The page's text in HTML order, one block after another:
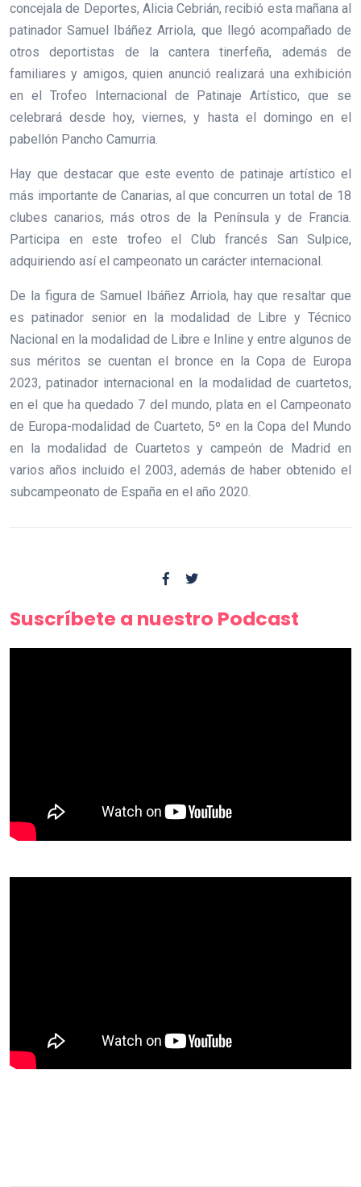
concejala de Deportes, Alicia Cebrián, recibió esta mañana al
patinador Samuel Ibáñez Arriola, que llegó acompañado de
otros deportistas de la cantera tinerfeña, además de
familiares y amigos, quien anunció realizará una exhibición
en el Trofeo Internacional de Patinaje Artístico, que se
celebrará desde hoy, viernes, y hasta el domingo en el
pabellón Pancho Camurria.
Hay que destacar que este evento de patinaje artístico el
más importante de Canarias, al que concurren un total de 18
clubes canarios, más otros de la Península y de Francia.
Participa en este trofeo el Club francés San Sulpice,
adquiriendo así el campeonato un carácter internacional.
De la figura de Samuel Ibáñez Arriola, hay que resaltar que
es patinador senior en la modalidad de Libre y Técnico
Nacional en la modalidad de Libre e Inline y entre algunos de
sus méritos se cuentan el bronce en la Copa de Europa
2023, patinador internacional en la modalidad de cuartetos,
en el que ha quedado 7 del mundo, plata en el Campeonato
de Europa-modalidad de Cuarteto, 5º en la Copa del Mundo
en la modalidad de Cuartetos y campeón de Madrid en
varios años incluido el 2003, además de haber obtenido el
subcampeonato de España en el año 2020.
Suscríbete a nuestro Podcast